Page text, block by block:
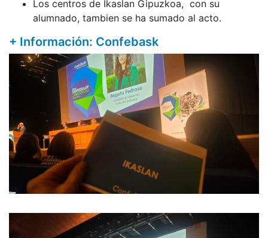
Los centros de Ikaslan Gipuzkoa, con su
alumnado, tambien se ha sumado al acto.
+ Información: Confebask